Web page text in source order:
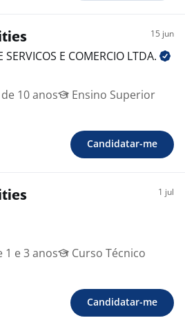
15 jun
SERVICOS E COMERCIO LTDA.
10 anos
Ensino Superior
Candidatar-me
1 jul
1 e 3 anos
Curso Técnico
Candidatar-me